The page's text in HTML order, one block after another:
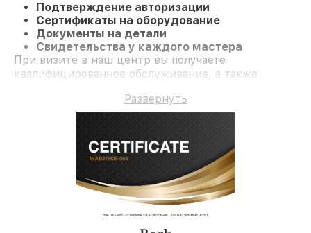
Подтверждение авторизации
Сертификаты на оборудование
Документы на детали
Свидетельства у каждого мастера
При визите в наш центр вы получаете
квалифицированное обслуживание, а также
Развернуть